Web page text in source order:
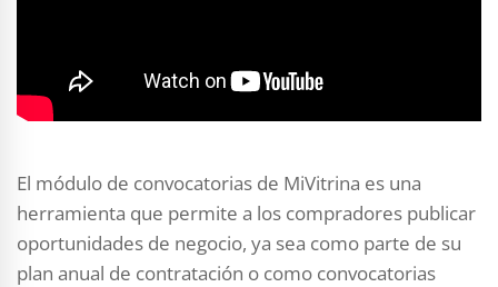
El módulo de convocatorias de MiVitrina es una
herramienta que permite a los compradores publicar
oportunidades de negocio, ya sea como parte de su
plan anual de contratación o como convocatorias